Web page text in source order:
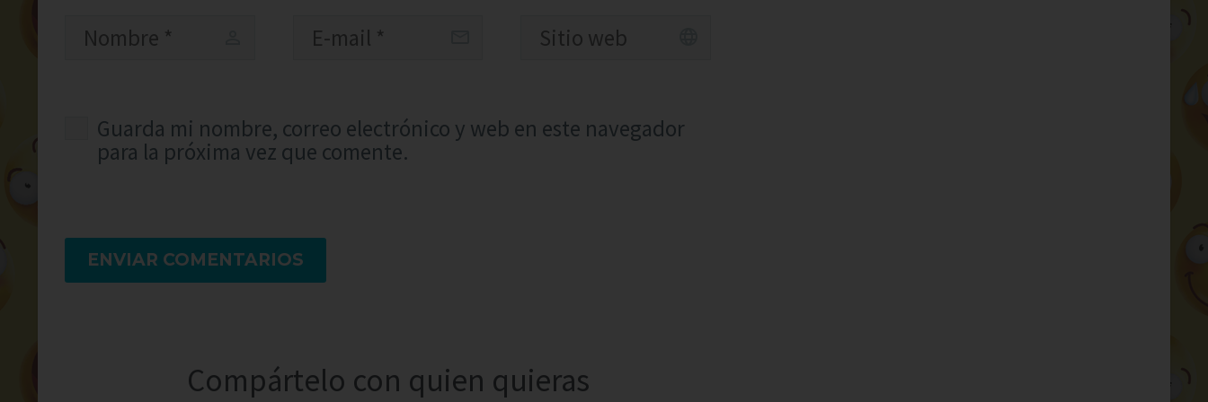
Guarda mi nombre, correo electrónico y web en este navegador
para la próxima vez que comente.
ENVIAR COMENTARIOS
Compártelo con quien quieras